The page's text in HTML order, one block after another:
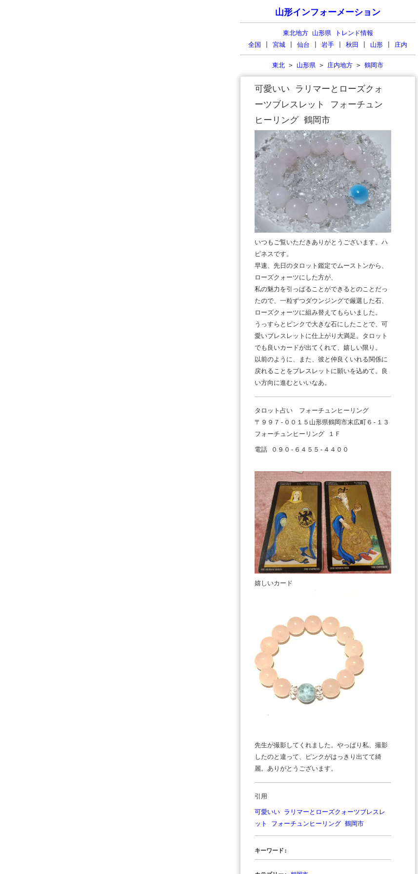
山形インフォーメーション
東北地方 山形県 トレンド情報
全国
宮城 仙台 岩手 秋田 山形 庄内
東北 > 山形県 > 庄内地方 > 鶴岡市
可愛いい ラリマーとローズクォ
ーツブレスレット フォーチュン
ヒーリング 鶴岡市
いつもご覧いただきありがとうございます。ハ
ピネスです。
早速、先日のタロット鑑定でムーストンから、
ローズクォーツにした方が、
私の魅力を引っぱることができるとのことだっ
たので、一粒ずつダウンジングで厳選した石、
ローズクォーツに組み替えてもらいました。
うっすらとピンクで大きな石にしたことで、可
愛いブレスレットに仕上がり大満足。タロット
でも良いカードが出てくれて、嬉しい限り。
以前のように、また、彼と仲良くいれる関係に
戻れることをブレスレットに願いを込めて。良
い方向に進むといいなあ。
タロット占い フォーチュンヒーリング
〒９９７-００１５山形県鶴岡市末広町６-１３
フォーチュンヒーリング １Ｆ
電話 ０９０-６４５５-４４００
嬉しいカード
先生が撮影してくれました。やっぱり私、撮影
したのと違って、ピンクがはっきり出てて綺
麗。ありがとうございます。
引用
可愛いい ラリマーとローズクォーツブレスレ
ット フォーチュンヒーリング 鶴岡市
キーワード: